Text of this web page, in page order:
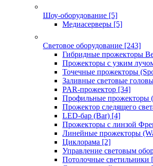
Шоу-оборудование [5]
Медиасерверы [5]
Световое оборудование [243]
Гибридные прожекторы
Прожекторы с узким
Точечные прожекторы
Заливные световые
PAR-прожектор [34]
Профильные прожекторы
Прожектор следящего
LED-бар (Bar) [4]
Прожекторы с линзой
Линейные прожекторы
Циклорама [2]
Управление световым
Потолочные светильники